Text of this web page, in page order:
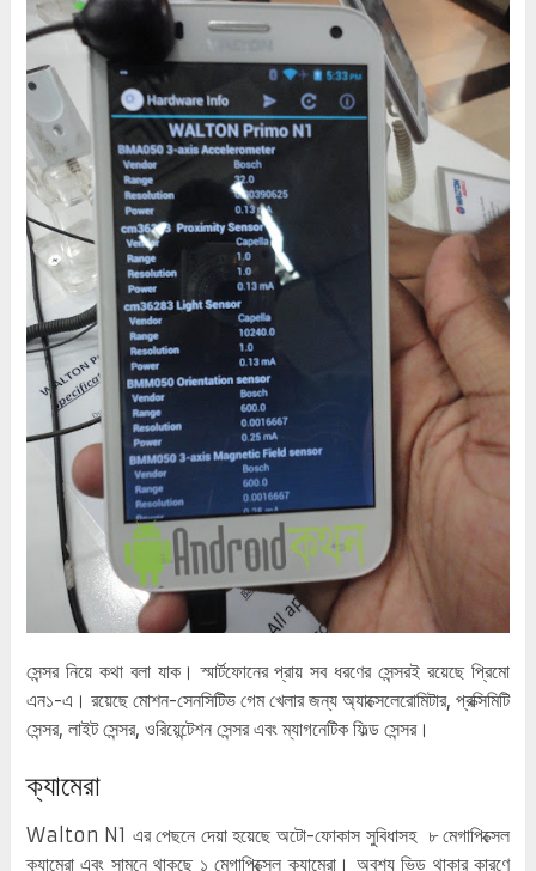
সেন্সর নিয়ে কথা বলা যাক। স্মার্টফোনের প্রায় সব ধরণের সেন্সরই রয়েছে প্রিমো
এন১-এ। রয়েছে মোশন-সেনসিটিভ গেম খেলার জন্য অ্যাক্সেলেরোমিটার, প্রক্সিমিটি
সেন্সর, লাইট সেন্সর, ওরিয়েন্টেশন সেন্সর এবং ম্যাগনেটিক ফিল্ড সেন্সর।
ক্যামেরা
Walton N1 এর পেছনে দেয়া হয়েছে অটো-ফোকাস সুবিধাসহ ৮ মেগাপিক্সেল
ক্যামেরা এবং সামনে থাকছে ১ মেগাপিক্সেল ক্যামেরা। অবশ্য ভিড় থাকার কারণে